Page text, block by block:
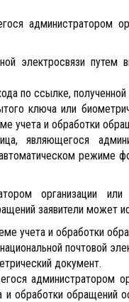
администратором
электросвязи путем
по ссылке, полученной
ключа или
учета и обработки
являющегося
режиме
организации
заявители может
учета и обработки
почтовой
документ.
администратором
обработки обращений